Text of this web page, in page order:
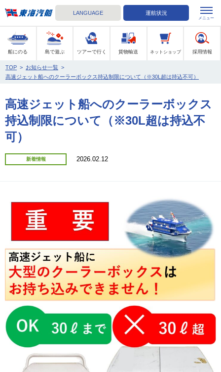
LANGUAGE 運航状況
船にのる 島で遊ぶ ツアーで行く 貨物輸送 ネットショップ 採用情報
メニュー
TOP > お知らせ一覧 >
高速ジェット船へのクーラーボックス持込制限について（※30L超は持込不可）
高速ジェット船へのクーラーボックス
持込制限について（※30L超は持込不
可）
新着情報 2026.02.12